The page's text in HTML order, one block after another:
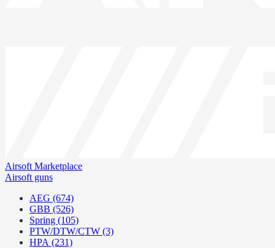
Airsoft Marketplace
Airsoft guns
AEG (674)
GBB (526)
Spring (105)
PTW/DTW/CTW (3)
HPA (231)